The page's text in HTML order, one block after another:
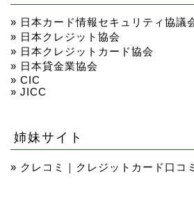
» 日本カード情報セキュリティ協議
» 日本クレジット協会
» 日本クレジットカード協会
» 日本貸金業協会
» CIC
» JICC
姉妹サイト
» クレコミ｜クレジットカード口コ